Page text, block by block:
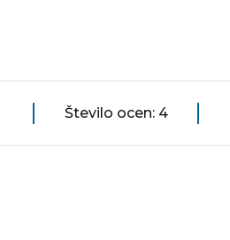
Število ocen: 4